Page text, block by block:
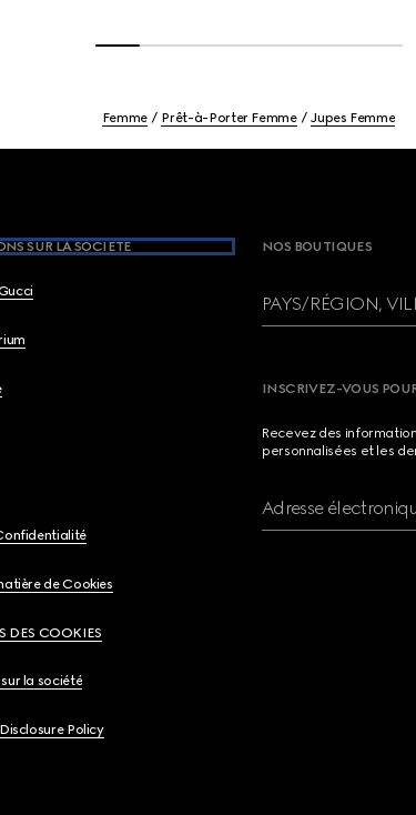
Femme Prêt-à-Porter Femme Jupes Femme
SUR LA SOCIETE
de Cookies
DES COOKIES
la société
Policy
NOS BOUTIQUES
PAYS/RÉGION,
INSCRIVEZ-VOUS
Recevez des
personnalisées et les
Adresse